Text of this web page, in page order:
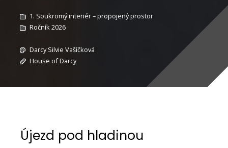
1. Soukromý interiér – propojený prostor
Ročník 2026
Darcy Silvie Vašíčková
House of Darcy
Újezd pod hladinou